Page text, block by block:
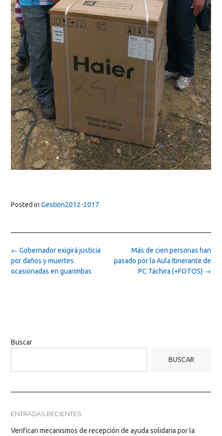
Posted in Gestion2012-2017
Post
navigation
Más de cien personas han
pasado por la Aula Itinerante de
PC Táchira (+FOTOS) →
← Gobernador exigirá justicia
por daños y muertes
ocasionadas en guarimbas
Buscar
BUSCAR
ENTRADAS RECIENTES
Verifican mecanismos de recepción de ayuda solidaria por la